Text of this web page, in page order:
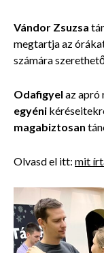
Vándor Zsuzsa
megtartja az
számára
Odafigyel az apró
egyéni
magabiztosan
Olvasd el itt: mit